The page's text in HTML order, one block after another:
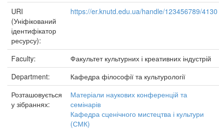
URI
(Уніфікований
ідентифікатор
ресурсу):
https://er.knutd.edu.ua/handle/123456789/4130
Faculty:
Факультет культурних і креативних індустрій
Department:
Кафедра філософії та культурології
Розташовується
у зібраннях:
Матеріали наукових конференцій та
семінарів
Кафедра сценічного мистецтва і культури
(СМК)